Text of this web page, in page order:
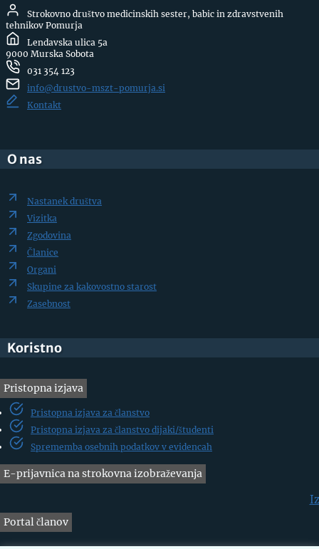
Strokovno društvo medicinskih sester, babic in zdravstvenih
tehnikov Pomurja
Lendavska ulica 5a
9000 Murska Sobota
031 354 123
info@drustvo-mszt-pomurja.si
Kontakt
O nas
Nastanek društva
Vizitka
Zgodovina
Članice
Organi
Skupine za kakovostno starost
Zasebnost
Koristno
Pristopna izjava
Pristopna izjava za članstvo
Pristopna izjava za članstvo dijaki/študenti
Sprememba osebnih podatkov v evidencah
E-prijavnica na strokovna izobraževanja
Portal članov